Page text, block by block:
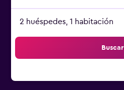
2 huéspedes, 1 habitación
Buscar